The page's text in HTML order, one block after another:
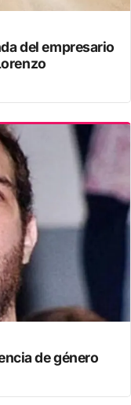
del empresario
de género